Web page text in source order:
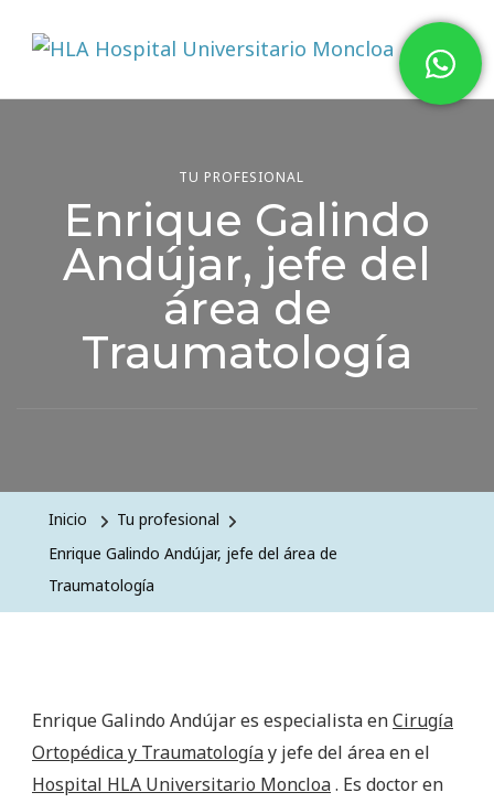
Hospital HLA Universitario
TU PROFESIONAL
Enrique Galindo
Andújar, jefe del
área de
Traumatología
Inicio
Tu profesional
Enrique Galindo Andújar, jefe del área de
Traumatología
Enrique Galindo Andújar es especialista enCirugía
Ortopédica y Traumatologíay jefe del área en el
Hospital HLA Universitario Moncloa. Es doctor en